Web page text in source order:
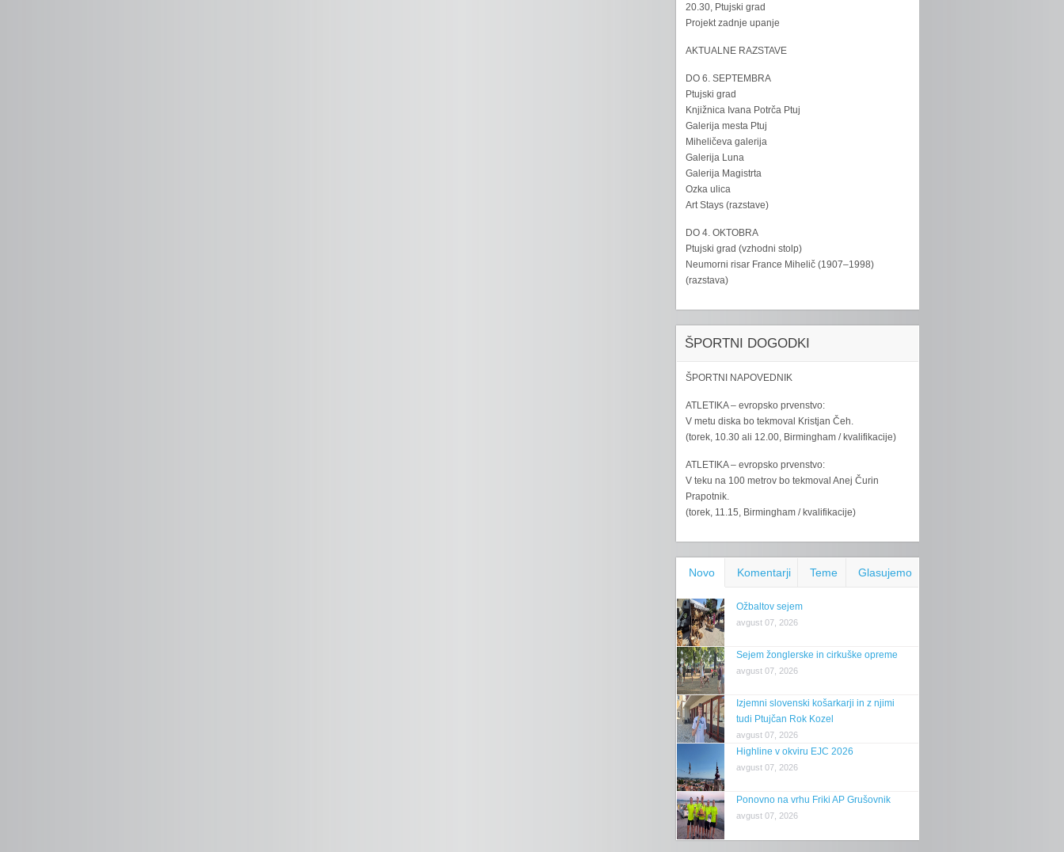
20.30, Ptujski grad
Projekt zadnje upanje
AKTUALNE RAZSTAVE
DO 6. SEPTEMBRA
Ptujski grad
Knjižnica Ivana Potrča Ptuj
Galerija mesta Ptuj
Miheličeva galerija
Galerija Luna
Galerija Magistrta
Ozka ulica
Art Stays (razstave)
DO 4. OKTOBRA
Ptujski grad (vzhodni stolp)
Neumorni risar France Mihelič (1907–1998)
(razstava)
ŠPORTNI DOGODKI
ŠPORTNI NAPOVEDNIK
ATLETIKA – evropsko prvenstvo:
V metu diska bo tekmoval Kristjan Čeh.
(torek, 10.30 ali 12.00, Birmingham / kvalifikacije)
ATLETIKA – evropsko prvenstvo:
V teku na 100 metrov bo tekmoval Anej Čurin
Prapotnik.
(torek, 11.15, Birmingham / kvalifikacije)
Novo Komentarji Teme Glasujemo
Ožbaltov sejem
avgust 07, 2026
Sejem žonglerske in cirkuške opreme
avgust 07, 2026
Izjemni slovenski košarkarji in z njimi
tudi Ptujčan Rok Kozel
avgust 07, 2026
Highline v okviru EJC 2026
avgust 07, 2026
Ponovno na vrhu Friki AP Grušovnik
avgust 07, 2026